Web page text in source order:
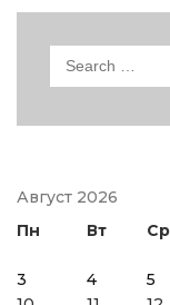
Search
Август 2026
Пн
Вт Ср
3
4 5